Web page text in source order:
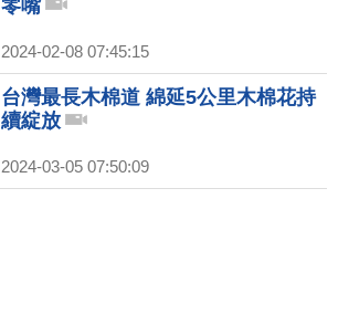
零嘴
2024-02-08 07:45:15
台灣最長木棉道 綿延5公里木棉花持
續綻放
2024-03-05 07:50:09